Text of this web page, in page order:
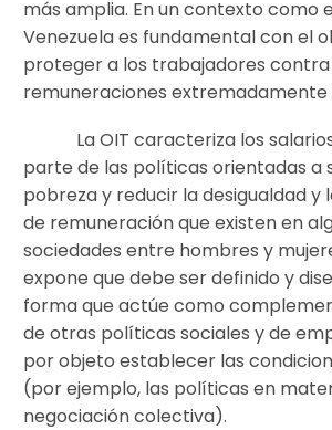
más amplia. En un contexto como
Venezuela es fundamental con el
proteger a los trabajadores
remuneraciones extremadamente
La OIT caracteriza los
parte de las políticas orientadas a
pobreza y reducir la desigualdad y
de remuneración que existen en
sociedades entre hombres y
expone que debe ser definido y
forma que actúe como
de otras políticas sociales y de
por objeto establecer las
(por ejemplo, las políticas en
negociación colectiva).